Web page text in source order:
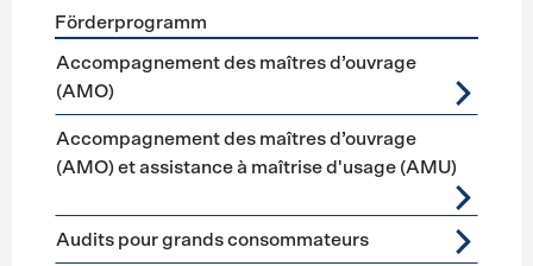
Förderprogramme Beratung
Förderprogramm
Accompagnement des maîtres d’ouvrage
(AMO)
Accompagnement des maîtres d’ouvrage
(AMO) et assistance à maîtrise d'usage (AMU)
Audits pour grands consommateurs